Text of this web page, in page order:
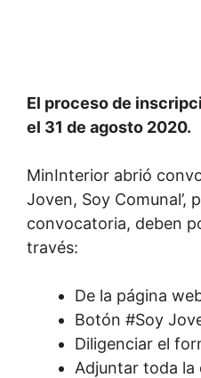
El proceso de
el 31 de agosto 2020.
MinInterior abrió
Joven, Soy Comunal’,
convocatoria, deben
través:
De la página
Botón #Soy
Diligenciar el
Adjuntar toda